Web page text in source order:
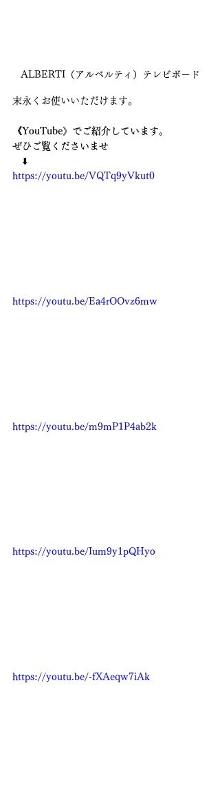
ALBERTI（アルベルティ）テレビボード
末永くお使いいただけます。
《YouTube》でご紹介しています。
ぜひご覧くださいませ
⬇️
https://youtu.be/VQTq9yVkut0
https://youtu.be/Ea4rOOvz6mw
https://youtu.be/m9mP1P4ab2k
https://youtu.be/Ium9y1pQHyo
https://youtu.be/-fXAeqw7iAk